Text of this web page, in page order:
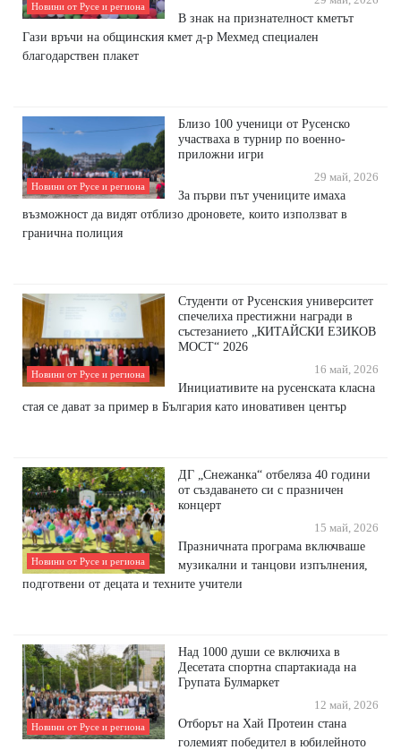
Новини от Русе и региона
В знак на признателност кметът
Гази връчи на общинския кмет д-р Мехмед специален
благодарствен плакет
Новини от Русе и региона
Близо 100 ученици от Русенско
участваха в турнир по военно-
приложни игри
29 май, 2026
За първи път учениците имаха
възможност да видят отблизо дроновете, които използват в
гранична полиция
Новини от Русе и региона
Студенти от Русенския университет
спечелиха престижни награди в
състезанието „КИТАЙСКИ ЕЗИКОВ
МОСТ“ 2026
16 май, 2026
Инициативите на русенската класна
стая се дават за пример в България като иновативен център
Новини от Русе и региона
ДГ „Снежанка“ отбеляза 40 години
от създаването си с празничен
концерт
15 май, 2026
Празничната програма включваше
музикални и танцови изпълнения,
подготвени от децата и техните учители
Новини от Русе и региона
Над 1000 души се включиха в
Десетата спортна спартакиада на
Групата Булмаркет
12 май, 2026
Отборът на Хай Протеин стана
големият победител в юбилейното